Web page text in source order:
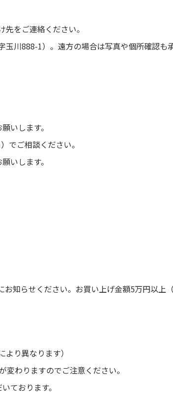
をご連絡ください。
川888-1）。遠方の場合は写真や個所確認も
いします。
でご相談ください。
いします。
知らせください。お買い上げ金額5万円以上
り異なります）
わりますのでご注意ください。
ております。